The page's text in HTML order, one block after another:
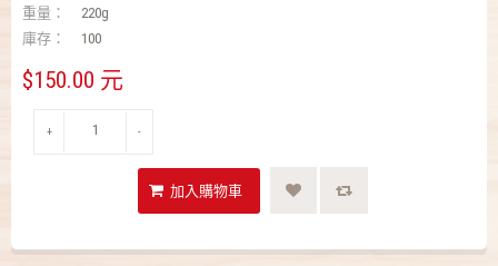
重量：
220g
庫存：
100
$150.00 元
+ -